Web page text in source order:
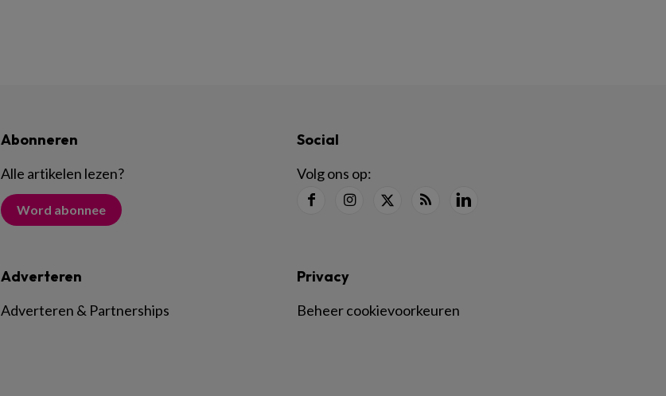
Abonneren
Alle artikelen lezen?
Word abonnee
Social
Volg ons op:
Adverteren
Adverteren & Partnerships
Privacy
Beheer cookievoorkeuren